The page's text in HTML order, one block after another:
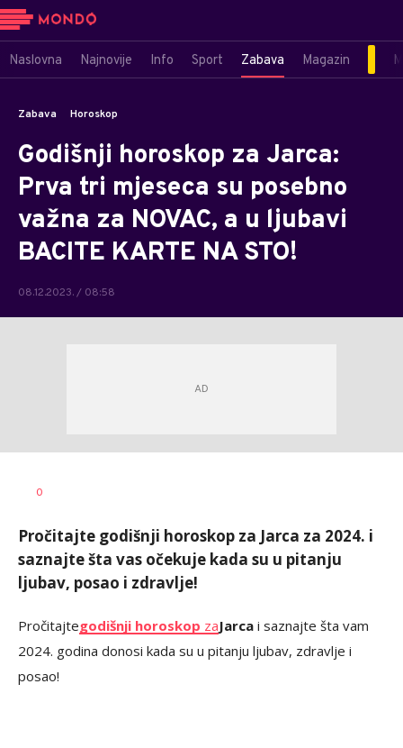
Naslovna Najnovije Info Sport Zabava Magazin
Zabava Horoskop
Godišnji horoskop za Jarca:
Prva tri mjeseca su posebno
važna za NOVAC, a u ljubavi
BACITE KARTE NA STO!
08.12.2023. / 08:58
AUTOR
0
Pročitajte godišnji horoskop za Jarca za 2024. i
saznajte šta vas očekuje kada su u pitanju
ljubav, posao i zdravlje!
Pročitajtegodišnji horoskop zaJarca i saznajte šta vam
2024. godina donosi kada su u pitanju ljubav, zdravlje i
posao!